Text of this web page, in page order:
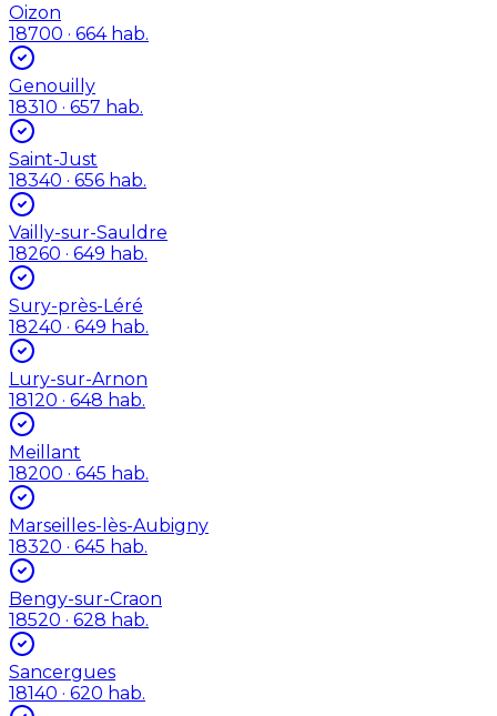
Oizon
18700 · 664 hab.
Genouilly
18310 · 657 hab.
Saint-Just
18340 · 656 hab.
Vailly-sur-Sauldre
18260 · 649 hab.
Sury-près-Léré
18240 · 649 hab.
Lury-sur-Arnon
18120 · 648 hab.
Meillant
18200 · 645 hab.
Marseilles-lès-Aubigny
18320 · 645 hab.
Bengy-sur-Craon
18520 · 628 hab.
Sancergues
18140 · 620 hab.